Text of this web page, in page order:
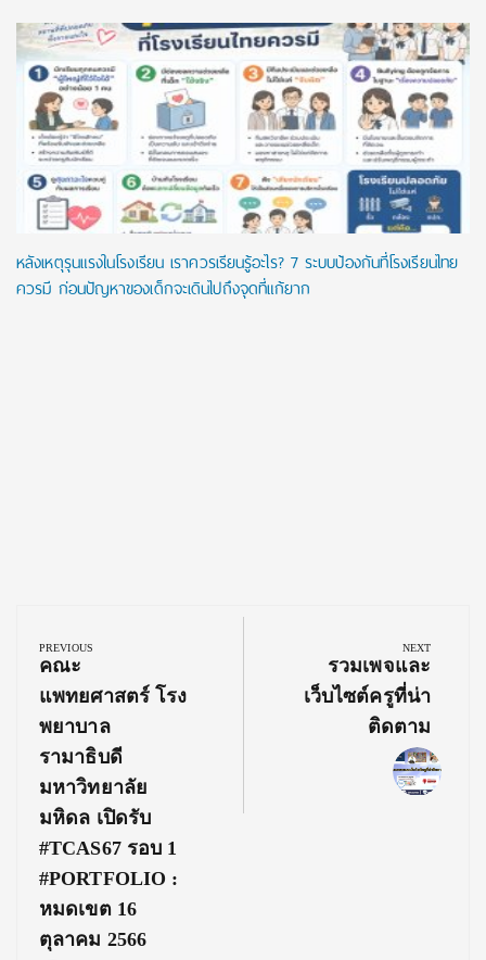
หลังเหตุรุนแรงในโรงเรียน เราควรเรียนรู้อะไร? 7 ระบบป้องกันที่โรงเรียนไทย
ควรมี ก่อนปัญหาของเด็กจะเดินไปถึงจุดที่แก้ยาก
navigation
PREVIOUS
Previous
Post:
คณะ
แพทยศาสตร์ โรง
พยาบาล
รามาธิบดี
มหาวิทยาลัย
มหิดล เปิดรับ
#TCAS67 รอบ 1
#PORTFOLIO :
หมดเขต 16
ตุลาคม 2566
NEXT
Next
Post:
รวมเพจและ
เว็บไซต์ครูที่น่า
ติดตาม